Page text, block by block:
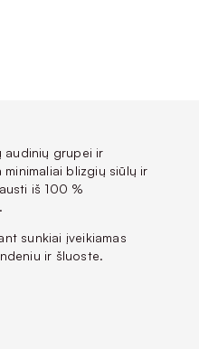
audinių grupei ir
blizgių siūlų ir
iš 100 %
sunkiai įveikiamas
ir šluoste.